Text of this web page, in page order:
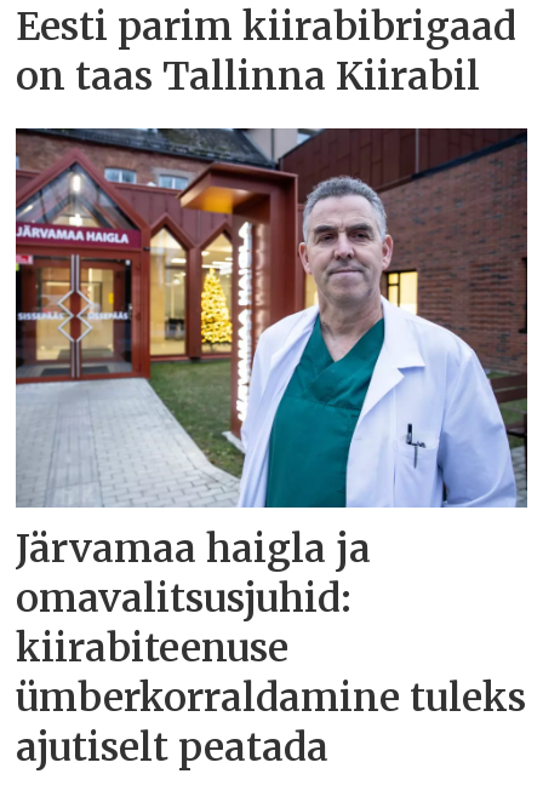
Eesti parim kiirabibrigaad
on taas Tallinna Kiirabil
Järvamaa haigla ja
omavalitsusjuhid:
kiirabiteenuse
ümberkorraldamine tuleks
ajutiselt peatada